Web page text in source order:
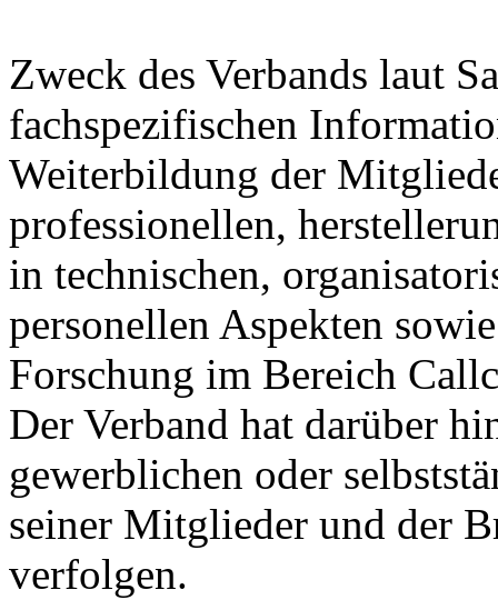
Zweck des Verbands laut
fachspezifischen
Weiterbildung der
professionellen,
in technischen,
personellen Aspekten
Forschung im Bereich
Der Verband hat darüber
gewerblichen oder
seiner Mitglieder und der
verfolgen.